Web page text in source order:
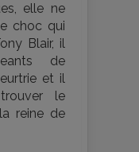
elle ne
choc qui
Blair, il
de
et il
le
reine de